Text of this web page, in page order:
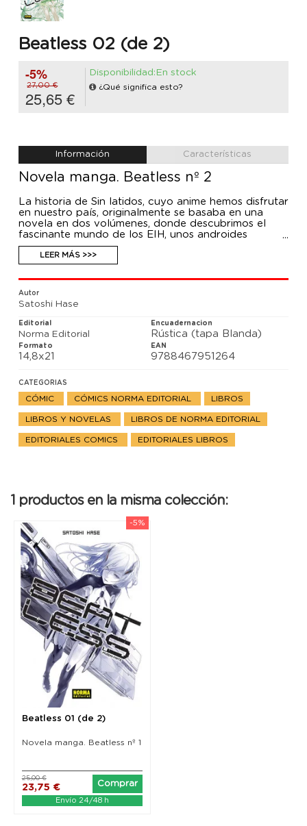
Beatless 02 (de 2)
-5%
27,00 €
25,65 €
Disponibilidad:En stock
¿Qué significa esto?
Información Características
Novela manga. Beatless nº 2
La historia de Sin latidos, cuyo anime hemos disfrutar
en nuestro país, originalmente se basaba en una
novela en dos volúmenes, donde descubrimos el
fascinante mundo de los EIH, unos androides
humanoides que ayudan a los humanos en su día a
día... pero no son tan inofensivos como parecen.
Aquí os presentamos el volumen final de esta
apasionante historia de ciencia ficción!
LEER MÁS >>>
Autor
Satoshi Hase
Editorial
Norma Editorial
Encuadernacion
Rústica (tapa Blanda)
Formato
14,8x21
EAN
9788467951264
CATEGORIAS
CÓMIC CÓMICS NORMA EDITORIAL LIBROS
LIBROS Y NOVELAS LIBROS DE NORMA EDITORIAL
EDITORIALES COMICS EDITORIALES LIBROS
1 productos en la misma colección:
-5%
Beatless 01 (de 2)
Novela manga. Beatless nº 1
23,75 €
25,00 €
Comprar
Envío 24/48 h